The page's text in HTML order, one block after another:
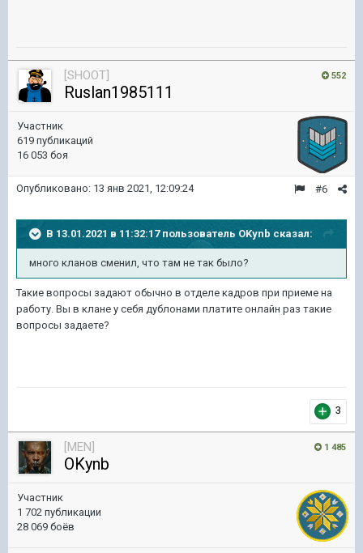
552
[SHOOT]
Ruslan1985111
Участник
619 публикаций
16 053 боя
#6
Опубликовано: 13 янв 2021, 12:09:24
В 13.01.2021 в 11:32:17 пользователь OKynb сказал:
много кланов сменил, что там не так было?
Такие вопросы задают обычно в отделе кадров при приеме на
работу. Вы в клане у себя дублонами платите онлайн раз такие
вопросы задаете?
3
1 485
[MEN]
OKynb
Участник
1 702 публикации
28 069 боёв